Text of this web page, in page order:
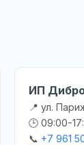
ИП
📍 ул.
🕒 09:00-
📞 +7 961